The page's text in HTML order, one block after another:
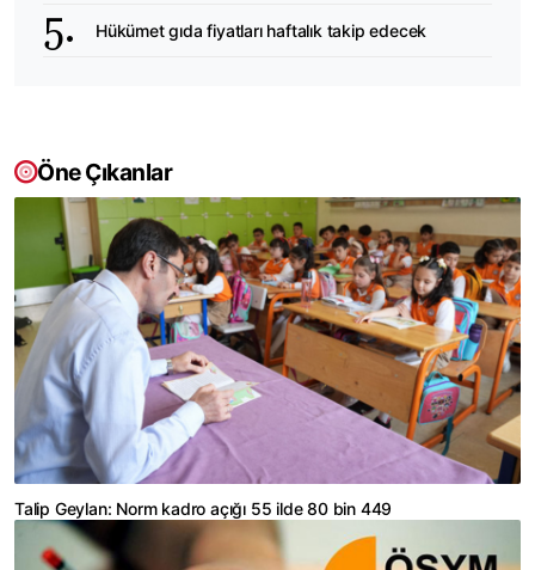
Hükümet gıda fiyatları haftalık takip edecek
Öne Çıkanlar
Talip Geylan: Norm kadro açığı 55 ilde 80 bin 449